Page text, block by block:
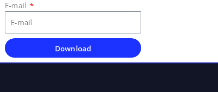
E-mail
Download